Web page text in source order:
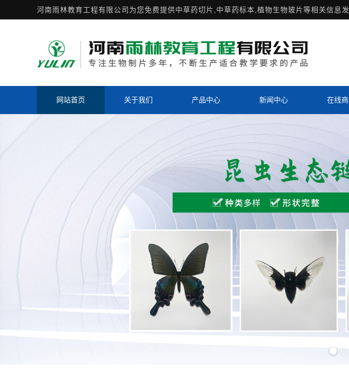
河南雨林教育工程有限公司为您免费提供中草药切片 ,中草药标本,植物生物玻片等相关信息
网站首页 关于我们 产品中心 新闻中心 在线